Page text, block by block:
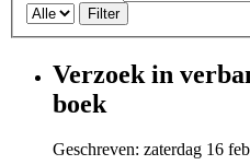
Filter
Verzoek in
boek
Geschreven: zaterdag 16